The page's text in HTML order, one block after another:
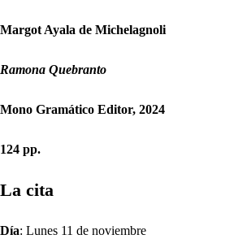
Margot Ayala de Michelagnoli
Ramona Quebranto
Mono Gramático Editor, 2024
124 pp.
La cita
Día: Lunes 11 de noviembre